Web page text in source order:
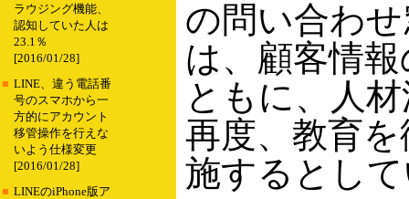
ラウジング機能、
認知していた人は
23.1％
[2016/01/28]
■ LINE、違う電話番
号のスマホから一
方的にアカウント
移管操作を行えな
いよう仕様変更
[2016/01/28]
■ LINEのiPhone版ア
の問い合わ
は、顧客情
ともに、人
再度、教育
施するとし